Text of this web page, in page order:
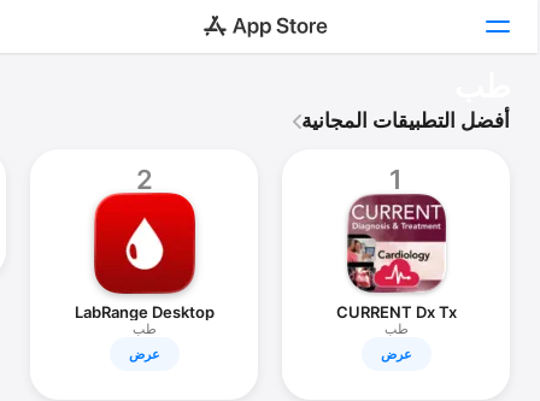
الاستكشاف
Arcade
الإبداع
العمل
اللعب
علم التشريح الإنساني الكامل.أفضل التطبيقات المجانية
1
CURRENT Dx Tx
Cardiology
طب
عرض
2
LabRange Desktop
طب
عرض